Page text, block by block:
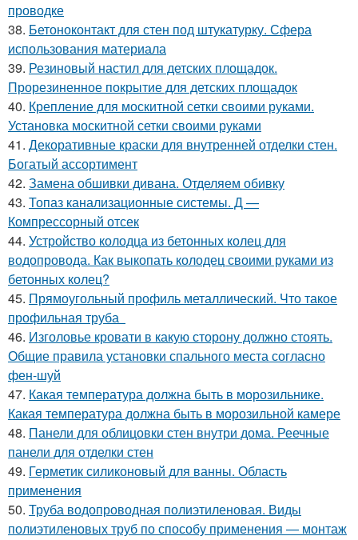
проводке
38. Бетоноконтакт для стен под штукатурку. Сфера
использования материала
39. Резиновый настил для детских площадок.
Прорезиненное покрытие для детских площадок
40. Крепление для москитной сетки своими руками.
Установка москитной сетки своими руками
41. Декоративные краски для внутренней отделки стен.
Богатый ассортимент
42. Замена обшивки дивана. Отделяем обивку
43. Топаз канализационные системы. Д —
Компрессорный отсек
44. Устройство колодца из бетонных колец для
водопровода. Как выкопать колодец своими руками из
бетонных колец?
45. Прямоугольный профиль металлический. Что такое
профильная труба
46. Изголовье кровати в какую сторону должно стоять.
Общие правила установки спального места согласно
фен-шуй
47. Какая температура должна быть в морозильнике.
Какая температура должна быть в морозильной камере
48. Панели для облицовки стен внутри дома. Реечные
панели для отделки стен
49. Герметик силиконовый для ванны. Область
применения
50. Труба водопроводная полиэтиленовая. Виды
полиэтиленовых труб по способу применения — монтаж